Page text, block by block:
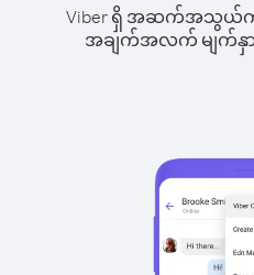
Viber ရှိ အဆက်အသွယ်ကို
အချက်အလက် မျက်နှာပ